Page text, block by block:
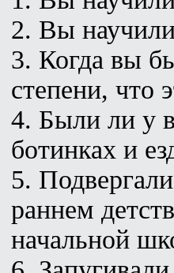
2. Вы
3. Когда вы
степени, что
4. Были ли у
ботинках и
5.
раннем
начальной